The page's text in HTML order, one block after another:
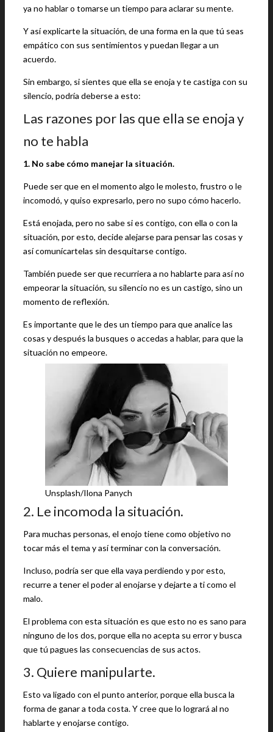
ya no hablar o tomarse un tiempo para aclarar su mente.
Y así explicarte la situación, de una forma en la que tú seas
empático con sus sentimientos y puedan llegar a un
acuerdo.
Sin embargo, si sientes que ella se enoja y te castiga con su
silencio, podría deberse a esto:
Las razones por las que ella se enoja y
no te habla
1. No sabe cómo manejar la situación.
Puede ser que en el momento algo le molesto, frustro o le
incomodó, y quiso expresarlo, pero no supo cómo hacerlo.
Está enojada, pero no sabe si es contigo, con ella o con la
situación, por esto, decide alejarse para pensar las cosas y
así comunícartelas sin desquitarse contigo.
También puede ser que recurriera a no hablarte para así no
empeorar la situación, su silencio no es un castigo, sino un
momento de reflexión.
Es importante que le des un tiempo para que analice las
cosas y después la busques o accedas a hablar, para que la
situación no empeore.
Unsplash/Ilona Panych
2. Le incomoda la situación.
Para muchas personas, el enojo tiene como objetivo no
tocar más el tema y así terminar con la conversación.
Incluso, podría ser que ella vaya perdiendo y por esto,
recurre a tener el poder al enojarse y dejarte a ti como el
malo.
El problema con esta situación es que esto no es sano para
ninguno de los dos, porque ella no acepta su error y busca
que tú pagues las consecuencias de sus actos.
3. Quiere manipularte.
Esto va ligado con el punto anterior, porque ella busca la
forma de ganar a toda costa. Y cree que lo logrará al no
hablarte y enojarse contigo.